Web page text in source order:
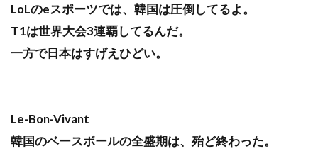
LoLのeスポーツでは、韓国は圧倒してるよ。
T1は世界大会3連覇してるんだ。
一方で日本はすげえひどい。
Le-Bon-Vivant
韓国のベースボールの全盛期は、殆ど終わった。